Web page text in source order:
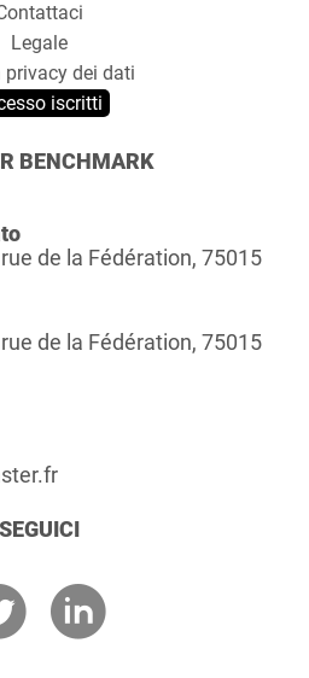
Legale
privacy dei dati
iscritti
BENCHMARK
de la Fédération, 75015
de la Fédération, 75015
SEGUICI